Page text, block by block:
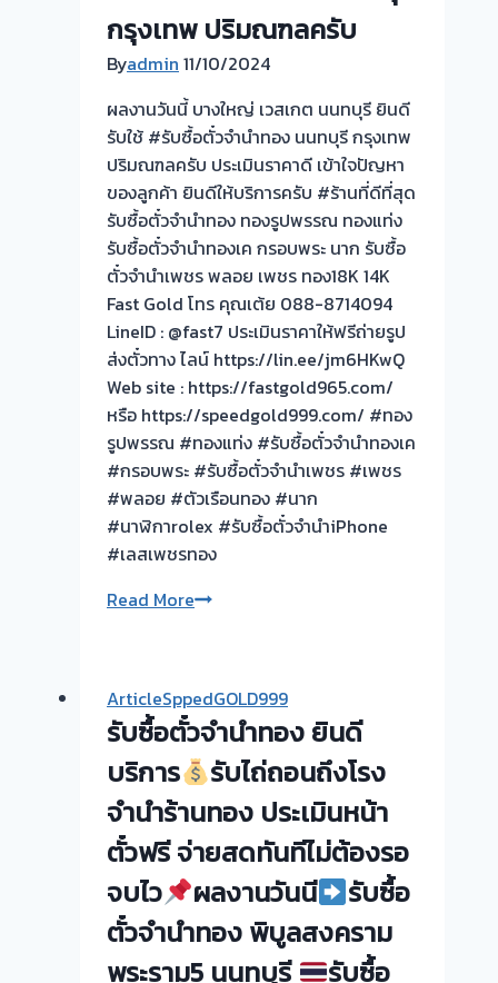
โรง
จำนำ-
ทอง
ประเมิน
ตั๋ว
ฟรี
จ่าย
เงิน
ทันที
ไม่
ต้อง
รอ
จบ
หน้า
งาน
รับ
ซื้อ
ตั๋ว
ทอง
ทอง
|
ขอบคุณ
ลูกค้า
บางบัวทอง
กรุงเทพ ปริมณฑลครับ
Byadmin 11/10/2024
ผลงานวันนี้ บางใหญ่ เวสเกต นนทบุรี ยินดี
รับใช้ #รับซื้อตั๋วจำนำทอง นนทบุรี กรุงเทพ
ปริมณฑลครับ ประเมินราคาดี เข้าใจปัญหา
ของลูกค้า ยินดีให้บริการครับ #ร้านที่ดีที่สุด
รับซื้อตั๋วจำนำทอง ทองรูปพรรณ ทองแท่ง
รับซื้อตั๋วจำนำทองเค กรอบพระ นาก รับซื้อ
ตั๋วจำนำเพชร พลอย เพชร ทอง18K 14K
Fast Gold โทร คุณเต้ย 088-8714094
LineID : @fast7 ประเมินราคาให้ฟรีถ่ายรูป
ส่งตั๋วทาง ไลน์ https://lin.ee/jm6HKwQ
Web site : https://fastgold965.com/
หรือ https://speedgold999.com/ #ทอง
รูปพรรณ #ทองแท่ง #รับซื้อตั๋วจำนำทองเค
#กรอบพระ #รับซื้อตั๋วจำนำเพชร #เพชร
#พลอย #ตัวเรือนทอง #นาก
#นาฬิกาrolex #รับซื้อตั๋วจำนำiPhone
#เลสเพชรทอง
Read Moreผล
บางใหญ่
เว
สเกต
นนทบุรี
ยินดี
รับ
#รับ
ซื้อ
ตั๋ว
ArticleSppedGOLD999
รับซื้อตั๋วจำนำทอง ยินดี
บริการ
รับไถ่ถอนถึงโรง
จำนำร้านทอง ประเมินหน้า
ตั๋วฟรี จ่ายสดทันทีไม่ต้องรอ
จบไว
ผลงานวันนี
รับซื้อ
ตั๋วจำนำทอง พิบูลสงคราม
พระราม5 นนทบุรี
รับซื้อ